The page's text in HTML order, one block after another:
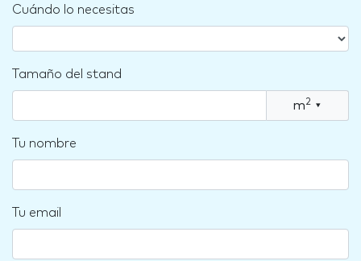
Cuándo lo necesitas
Tamaño del stand
m2 ▾
Tu nombre
Tu email